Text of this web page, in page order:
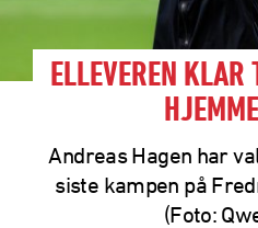
ELLEVEREN
Andreas Hagen har
siste kampen på
(Foto: